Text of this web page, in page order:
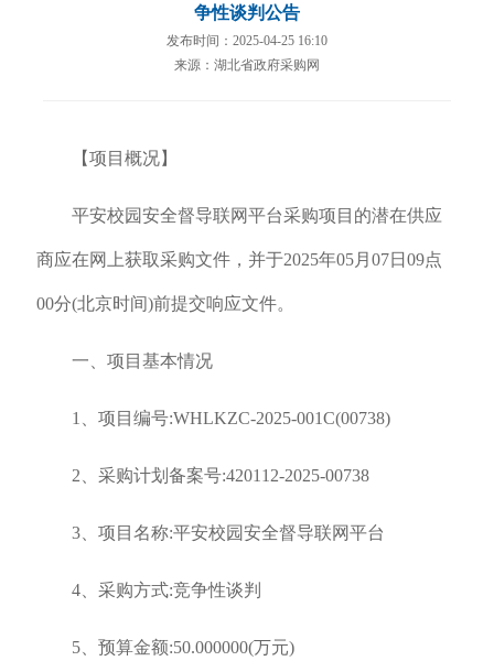
争性谈判公告
发布时间：2025-04-25 16:10
来源：湖北省政府采购网
【项目概况】
平安校园安全督导联网平台采购项目的潜在供应
商应在网上获取采购文件，并于2025年05月07日09点
00分(北京时间)前提交响应文件。
一、项目基本情况
1、项目编号:WHLKZC-2025-001C(00738)
2、采购计划备案号:420112-2025-00738
3、项目名称:平安校园安全督导联网平台
4、采购方式:竞争性谈判
5、预算金额:50.000000(万元)